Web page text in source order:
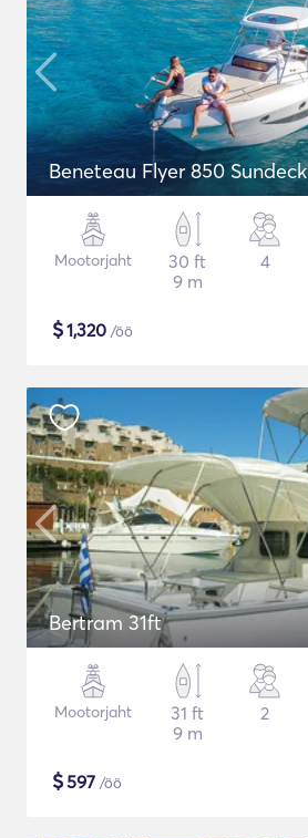
Beneteau Flyer 850 Sundeck
Mootorjaht
30 ft
9 m
4
$1,320 /öö
Bertram 31ft
Mootorjaht
31 ft
9 m
2
$597 /öö